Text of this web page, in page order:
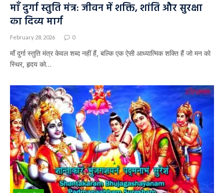
माँ दुर्गा स्तुति मंत्र: जीवन में शक्ति, शांति और सुरक्षा
का दिव्य मार्ग
February 28, 2026 0
माँ दुर्गा स्तुति मंत्र केवल शब्द नहीं हैं, बल्कि एक ऐसी आध्यात्मिक शक्ति हैं जो मन को
स्थिर, हृदय को…